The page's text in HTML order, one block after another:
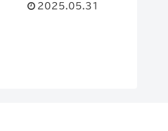
2025.05.31